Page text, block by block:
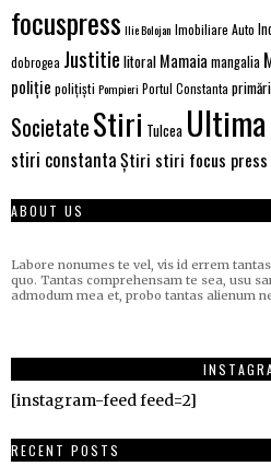
focuspress Ilie Bolojan Imobiliare Auto
dobrogea Justitie litoral Mamaia mangalia
poliție polițiști Pompieri Portul Constanta
SocietateStiri Tulcea
stiri constantaȘtiri stiri focus press
ABOUT US
Labore nonumes te vel, vis id errem
quo. Tantas comprehensam te sea, usu
admodum mea et, probo tantas alienum
[instagram-feed feed=2]
RECENT POSTS